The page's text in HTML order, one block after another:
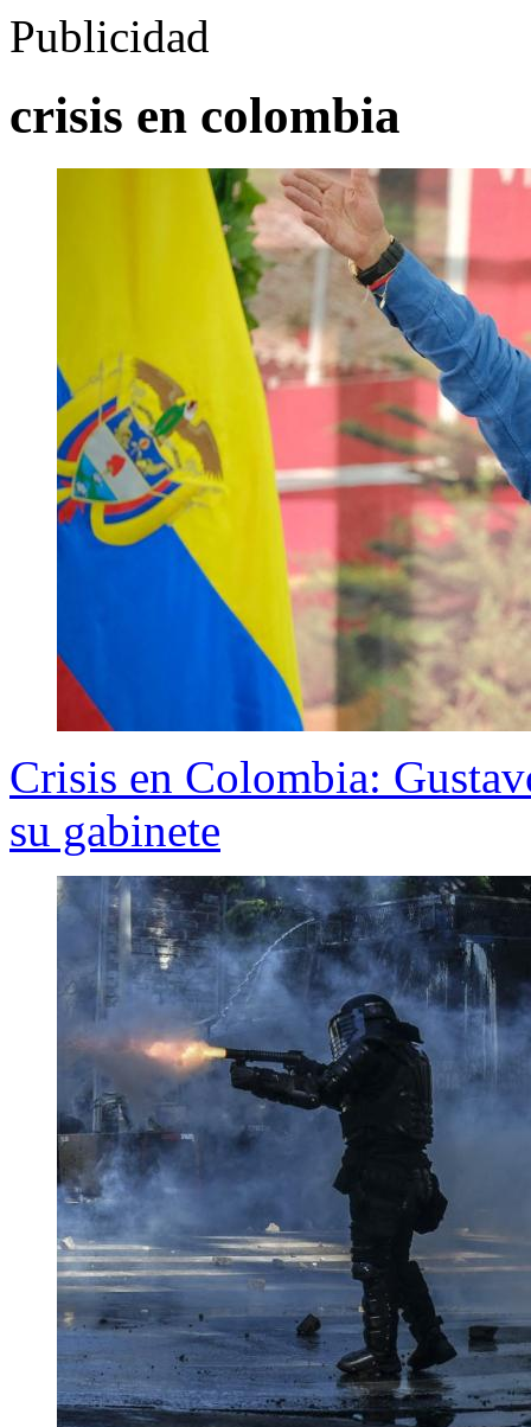
Publicidad
crisis en colombia
Crisis en Colombia:
su gabinete